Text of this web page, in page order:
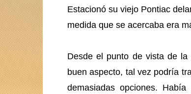
Estacionó su viejo Pontiac
medida que se acercaba era
Desde el punto de vista de
buen aspecto, tal vez podría
demasiadas opciones.